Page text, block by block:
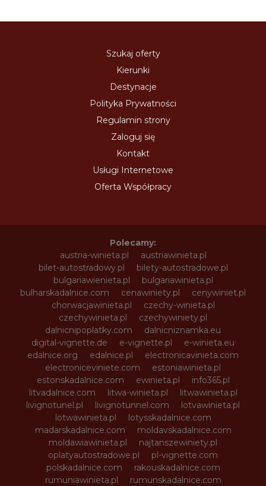
Szukaj oferty
Kierunki
Destynacje
Polityka Prywatności
Regulamin strony
Zaloguj się
Kontakt
Usługi Internetowe
Oferta Współpracy
Polecamy:
austria-winieta.pl
austriawinieta.pl
bilet-autostradowy.pl
bilety-autostradowe.pl
bulgariawienieta.pl
bulgariawinieta.pl
bulharskadalnice.com
cenawiniety.pl
cenywiniet.pl
chorwacjawinieta.pl
czechy-winieta.pl
czechywinieta.pl
czechywiniety.pl
dalnicnipoplatky.com
dalnicniznamka.eu
digital-vignette.de
e-vignette.pl
e-winieta.eu
edalnice.org
edalnice.pl
electronicavinieta.com
electroniceviniete.com
estoniawinieta.pl
estonskadalnice.com
ewinieta.pl
info365.pl
litvadalnice.com
litwa-winieta.pl
litwawinieta.pl
livignotunel.pl
livignotunnel.com
lotvawinieta.pl
lotwawinieta.pl
lotysskadalnice.com
madarskadalnice.com
moldavskadalnice.com
moldawiawinieta.pl
najtanszewiniety.pl
oplatyautostradowe.pl
pl-vignette.com
polskadalnice.com
rakouskadalnice.com
rumuniawinieta.pl
rumunskadalnice.com